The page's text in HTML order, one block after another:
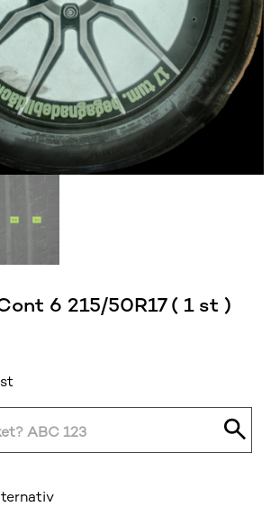
6 215/50R17 ( 1 st )